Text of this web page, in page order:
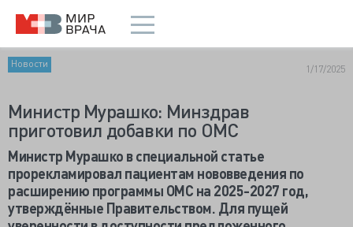
Новости 1/17/2025
Министр Мурашко: Минздрав
приготовил добавки по ОМС
Министр Мурашко в специальной статье
прорекламировал пациентам нововведения по
расширению программы ОМС на 2025-2027 год,
утверждённые Правительством. Для пущей